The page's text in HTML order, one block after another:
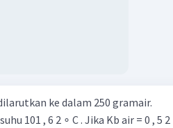
ke dalam 250 gramair.
101 , 6 2 ∘ C . Jika Kb air = 0 , 5 2